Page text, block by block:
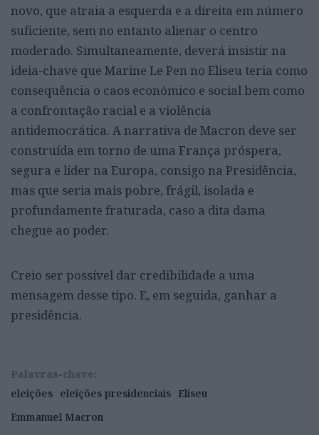
novo, que atraia a esquerda e a direita em número
suficiente, sem no entanto alienar o centro
moderado. Simultaneamente, deverá insistir na
ideia-chave que Marine Le Pen no Eliseu teria como
consequência o caos económico e social bem como
a confrontação racial e a violência
antidemocrática. A narrativa de Macron deve ser
construída em torno de uma França próspera,
segura e líder na Europa, consigo na Presidência,
mas que seria mais pobre, frágil, isolada e
profundamente fraturada, caso a dita dama
chegue ao poder.
Creio ser possível dar credibilidade a uma
mensagem desse tipo. E, em seguida, ganhar a
presidência.
Palavras-chave:
eleições eleições presidenciais Eliseu
Emmanuel Macron